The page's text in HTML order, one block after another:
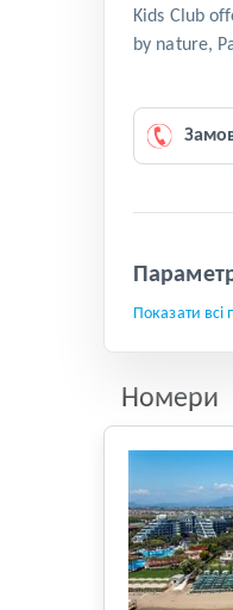
Kids Club
by nature,
Показати всі
Номери